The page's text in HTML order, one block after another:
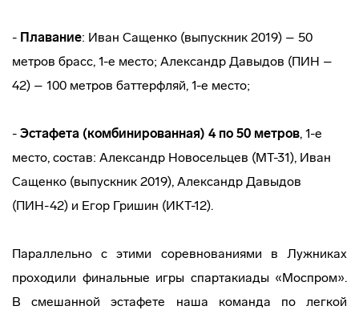
- Плавание: Иван Сащенко (выпускник 2019) – 50
метров брасс, 1-е место; Александр Давыдов (ПИН –
42) – 100 метров баттерфляй, 1-е место;
- Эстафета (комбинированная) 4 по 50 метров, 1-е
место, состав: Александр Новосельцев (МТ-31), Иван
Сащенко (выпускник 2019), Александр Давыдов
(ПИН-42) и Егор Гришин (ИКТ-12).
Параллельно с этими соревнованиями в Лужниках
проходили финальные игры спартакиады «Моспром».
В смешанной эстафете наша команда по легкой